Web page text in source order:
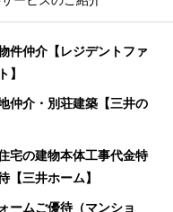
件仲介【レジデントファ
】
仲介・別荘建築【三井の
宅の建物本体工事代金特
【三井ホーム】
ームご優待（マンショ